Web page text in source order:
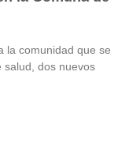
la comunidad que se
salud, dos nuevos